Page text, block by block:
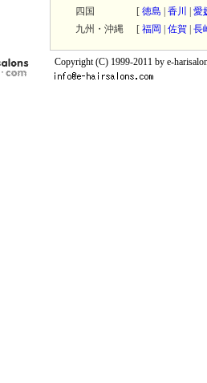
四国
[ 徳島 香川
愛
九州・沖縄
[ 福岡 佐賀 長
Copyright (C) 1999-2011 by e-